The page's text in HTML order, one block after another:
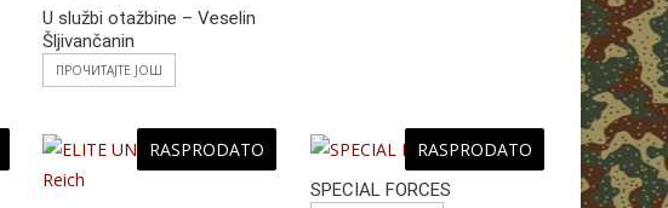
U službi otažbine – Veselin
Šljivančanin
ПРОЧИТАЈТЕ ЈОШ
RASPRODATO RASPRODATO
SPECIAL FORCES